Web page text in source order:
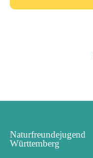
Naturfreundejugend
Württemberg